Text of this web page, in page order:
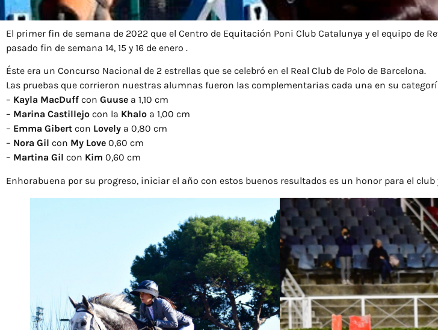
El primer fin de semana de 2022 que el Centro de Equitación Poni Club Catalunya y el equipo de
pasado fin de semana 14, 15 y 16 de enero .
Éste era un Concurso Nacional de 2 estrellas que se celebró en el Real Club de Polo de Barcelona.
Las pruebas que corrieron nuestras alumnas fueron las complementarias cada una en su
– Kayla MacDuff con Guuse a 1,10 cm
– Marina Castillejo con la Khalo a 1,00 cm
– Emma Gibert con Lovely a 0,80 cm
– Nora Gil con My Love 0,60 cm
– Martina Gil con Kim 0,60 cm
Enhorabuena por su progreso, iniciar el año con estos buenos resultados es un honor para el club